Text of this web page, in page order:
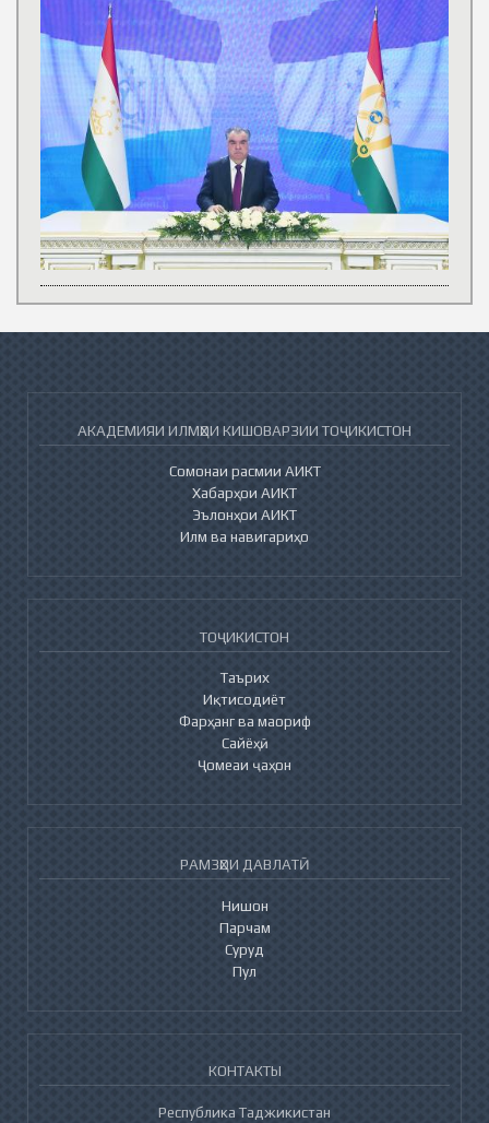
АКАДЕМИЯИ ИЛМҲОИ КИШОВАРЗИИ ТОҶИКИСТОН
Сомонаи расмии АИКТ
Хабарҳои АИКТ
Эълонҳои АИКТ
Илм ва навигариҳо
ТОҶИКИСТОН
Таърих
Иқтисодиёт
Фарҳанг ва маориф
Сайёҳӣ
Ҷомеаи ҷаҳон
РАМЗҲОИ ДАВЛАТӢ
Нишон
Парчам
Суруд
Пул
КОНТАКТЫ
Республика Таджикистан